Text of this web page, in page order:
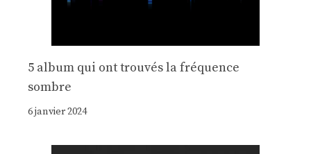
5 album qui ont trouvés la fréquence
sombre
6 janvier 2024